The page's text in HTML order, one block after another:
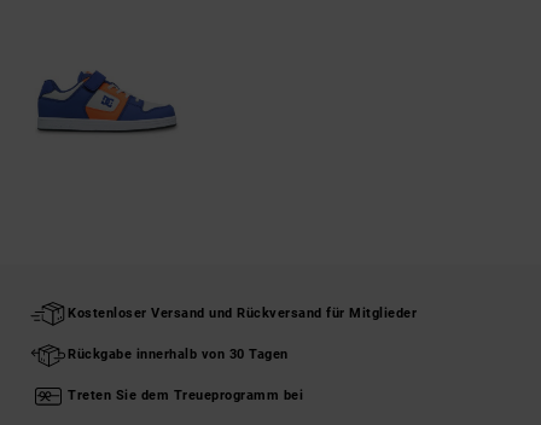
Kostenloser Versand und Rückversand für Mitglieder
Rückgabe innerhalb von 30 Tagen
Treten Sie dem Treueprogramm bei